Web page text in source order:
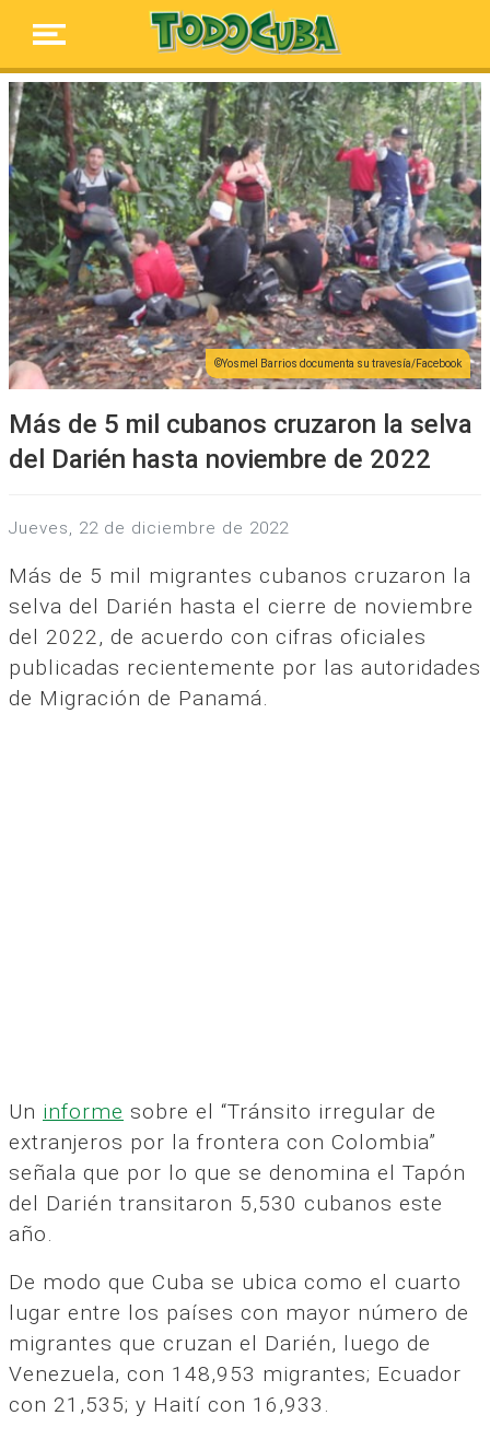
Yosmel Barrios documenta su travesía/Facebook
Más de 5 mil cubanos cruzaron la selva
del Darién hasta noviembre de 2022
jueves, 22 de diciembre de 2022
Más de 5 mil migrantes cubanos cruzaron la
selva del Darién hasta el cierre de noviembre
del 2022, de acuerdo con cifras oficiales
publicadas recientemente por las autoridades
de Migración de Panamá.
Un informe sobre el “Tránsito irregular de
extranjeros por la frontera con Colombia”
señala que por lo que se denomina el Tapón
del Darién transitaron 5,530 cubanos este
año.
De modo que Cuba se ubica como el cuarto
lugar entre los países con mayor número de
migrantes que cruzan el Darién, luego de
Venezuela, con 148,953 migrantes; Ecuador
con 21,535; y Haití con 16,933.